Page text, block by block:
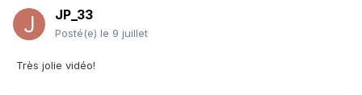
JP_33
Posté(e) le 9 juillet
Très jolie vidéo!